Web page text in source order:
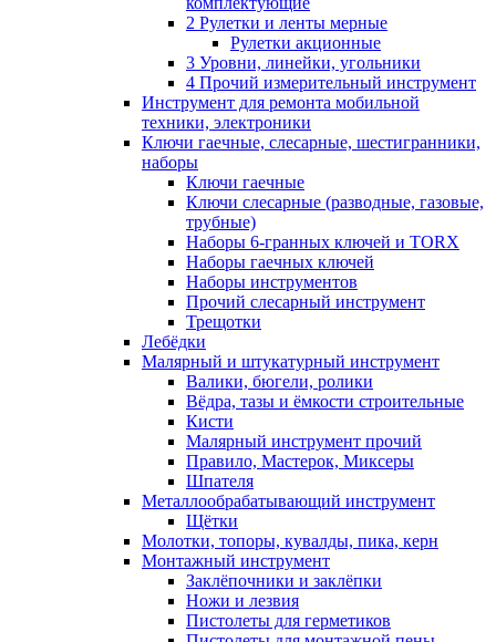
2 Рулетки и ленты мерные
Рулетки акционные
3 Уровни, линейки, угольники
4 Прочий измерительный инструмент
Инструмент для ремонта мобильной
техники, электроники
Ключи гаечные, слесарные, шестигранники,
наборы
Ключи гаечные
Ключи слесарные (разводные, газовые,
трубные)
Наборы 6-гранных ключей и TORX
Наборы гаечных ключей
Наборы инструментов
Прочий слесарный инструмент
Трещотки
Лебёдки
Малярный и штукатурный инструмент
Валики, бюгели, ролики
Вёдра, тазы и ёмкости строительные
Кисти
Малярный инструмент прочий
Правило, Мастерок, Миксеры
Шпателя
Металлообрабатывающий инструмент
Щётки
Молотки, топоры, кувалды, пика, керн
Монтажный инструмент
Заклёпочники и заклёпки
Ножи и лезвия
Пистолеты для герметиков